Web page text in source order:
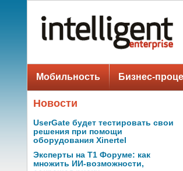
Мобильность Бизнес-
Новости
UserGate будет тестировать свои
решения при помощи
оборудования Xinertel
Эксперты на Т1 Форуме: как
множить ИИ-возможности,